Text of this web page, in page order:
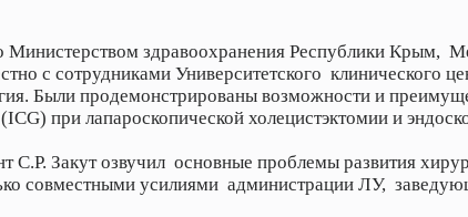
здравоохранения Республики Крым,
с сотрудниками Университетского клинического
Были продемонстрированы возможности и
при лапароскопической холецистэктомии и
С.Р. Закут озвучил основные проблемы развития
совместными усилиями администрации ЛУ,